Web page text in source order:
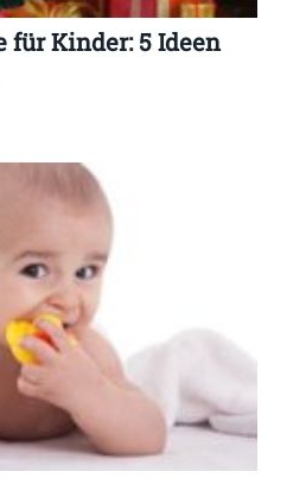
für Kinder: 5 Ideen